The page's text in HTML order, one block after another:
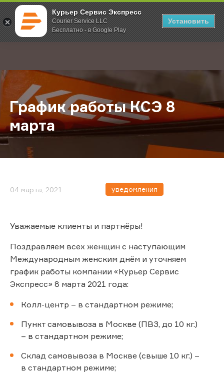
Курьер Сервис Экспресс
Courier Service LLC
Бесплатно - в Google Play
Установить
; Главная О компании Новости График работы КСЭ 8 марта
График работы КСЭ 8
марта
04 марта, 2021 уведомления
Уважаемые клиенты и партнёры!
Поздравляем всех женщин с наступающим
Международным женским днём и уточняем
график работы компании «Курьер Сервис
Экспресс» 8 марта 2021 года:
Колл-центр – в стандартном режиме;
Пункт самовывоза в Москве (ПВЗ, до 10 кг.)
– в стандартном режиме;
Склад самовывоза в Москве (свыше 10 кг.) –
в стандартном режиме;